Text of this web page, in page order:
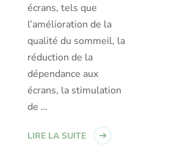
écrans, tels que
l’amélioration de la
qualité du sommeil, la
réduction de la
dépendance aux
écrans, la stimulation
de …
LIRE LA SUITE